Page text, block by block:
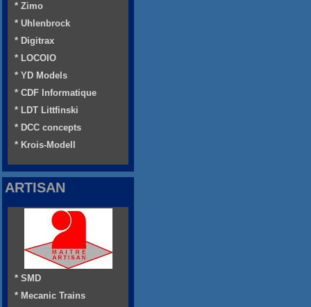
* Zimo
* Uhlenbrock
* Digitrax
* LOCOIO
* YD Models
* CDF Informatique
* LDT Littfinski
* DCC concepts
* Krois-Modell
ARTISAN
* SMD
* Mecanic Trains